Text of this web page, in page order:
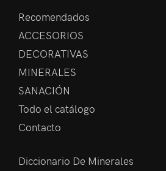
Recomendados
ACCESORIOS
DECORATIVAS
MINERALES
SANACIÓN
Todo el catálogo
Contacto
Diccionario De Minerales